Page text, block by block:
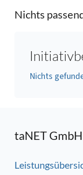
Nichts
Nichts
taNET GmbH